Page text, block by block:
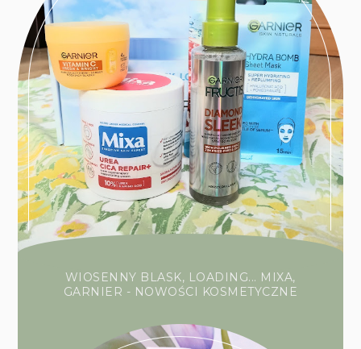
WIOSENNY BLASK, LOADING... MIXA,
GARNIER - NOWOŚCI KOSMETYCZNE